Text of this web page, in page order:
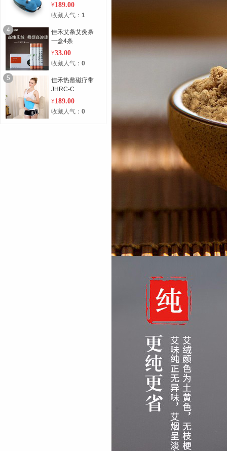
¥189.00
收藏人气： 1
4
佳禾艾条艾灸条
一盒4条
¥33.00
收藏人气： 0
5
佳禾热敷磁疗带
JHRC-C
¥189.00
收藏人气： 0